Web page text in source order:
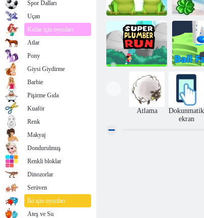
Leap Frog
Süper Tesisatçı
Çalıştır
Top
Atlama
Dokunmatik
ekran
Spor Dalları
Uçan
Kızlar için oyunları
Atlar
Pony
Giysi Giydirme
Barbie
Pişirme Gıda
Kuaför
Renk
Makyaj
Dondurulmuş
Renkli bloklar
Dinozorlar
Serüven
İki için oyunları
Ateş ve Su